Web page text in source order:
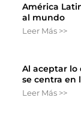
América
al mundo
Leer Más >>
Al aceptar lo
se centra en
Leer Más >>